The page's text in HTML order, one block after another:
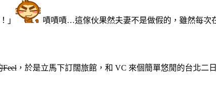
」 嘖嘖嘖…這傢伙果然夫妻不是做假的，雖然每次
，於是立馬下訂闊旅館，和 VC 來個簡單悠閒的台北二